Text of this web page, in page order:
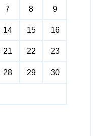
7 8 9
14 15 16
21 22 23
28 29 30